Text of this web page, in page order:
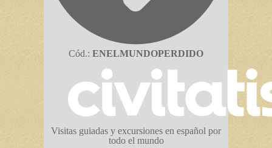
Cód.: ENELMUNDOPERDIDO
Visitas guiadas y excursiones en español por
todo el mundo